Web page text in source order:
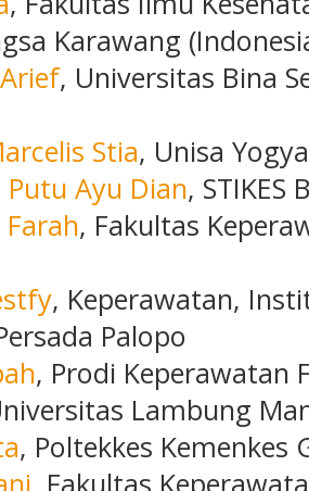
Karawang
, Universitas Bina
Stia, Unisa
Ayu Dian, STIKES
, Fakultas
, Keperawatan,
Palopo
, Prodi Keperawatan
Lambung
, Poltekkes Kemenkes
, Fakultas